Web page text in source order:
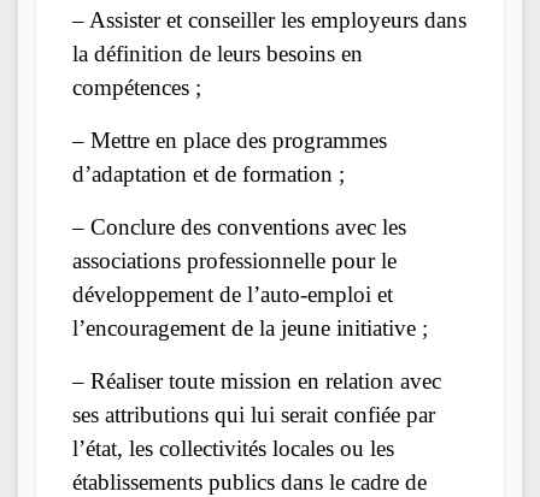
– Assister et conseiller les employeurs dans
la définition de leurs besoins en
compétences ;
– Mettre en place des programmes
d’adaptation et de formation ;
– Conclure des conventions avec les
associations professionnelle pour le
développement de l’auto-emploi et
l’encouragement de la jeune initiative ;
– Réaliser toute mission en relation avec
ses attributions qui lui serait confiée par
l’état, les collectivités locales ou les
établissements publics dans le cadre de